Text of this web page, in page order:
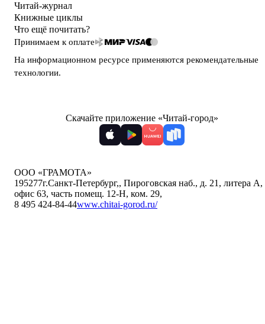
Читай-журнал
Книжные циклы
Что ещё почитать?
Принимаем к оплате
На информационном ресурсе применяются рекомендательные
технологии.
Скачайте приложение «Читай-город»
ООО «ГРАМОТА»
195277г.Санкт-Петербург,, Пироговская наб., д. 21, литера А,
офис 63, часть помещ. 12-Н, ком. 29,
8 495 424-84-44www.chitai-gorod.ru/